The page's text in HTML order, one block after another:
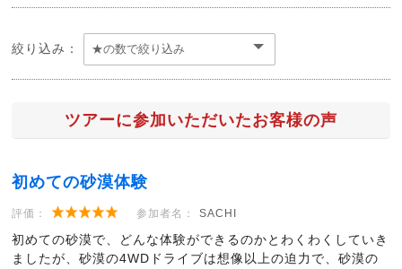
絞り込み：
ツアーに参加いただいたお客様の声
初めての砂漠体験
評価： 参加者名： SACHI
初めての砂漠で、どんな体験ができるのかとわくわくしていき
ましたが、砂漠の4WDドライブは想像以上の迫力で、砂漠の